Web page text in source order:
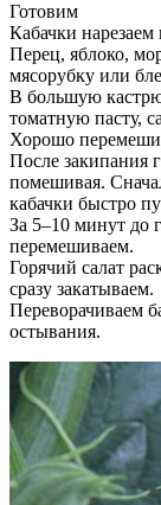
Готовим
Кабачки
Перец, яблоко,
мясорубку или
В большую
томатную пасту,
Хорошо
После закипания
помешивая.
кабачки быстро
За 5–10 минут до
перемешиваем.
Горячий салат
сразу закатываем.
Переворачиваем
остывания.